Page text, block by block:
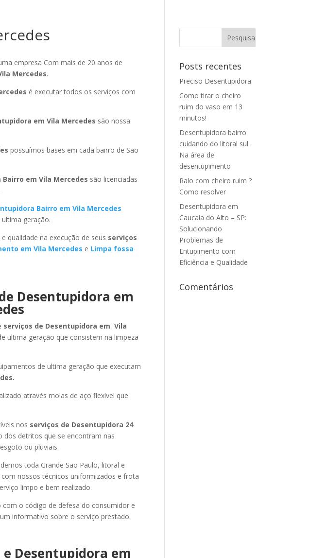
empresa Com mais de 20 anos de
Mercedes.
é executar todos os serviços com
em Vila Mercedes são nossa
possuímos bases em cada bairro de São
em Vila Mercedes são licenciadas
Bairro em Vila Mercedes
geração.
qualidade na execução de seus serviços
em Vila Mercedes e Limpa fossa
Desentupidora em
serviços de Desentupidora em Vila
ultima geração que consistem na limpeza
de ultima geração que executam
através molas de aço flexível que
nos serviços de Desentupidora 24
dos detritos que se encontram nas
ou pluviais.
toda Grande São Paulo, litoral e
nossos técnicos uniformizados e frota
limpo e bem realizado.
o código de defesa do consumidor e
informativo sobre o serviço prestado.
Desentupidora em
Posts recentes
Preciso Desentupidora
Como tirar o cheiro
ruim do vaso em 13
minutos!
Desentupidora bairro
cuidando do litoral sul .
Na área de
desentupimento
Ralo com cheiro ruim ?
Como resolver
Desentupidora em
Caucaia do Alto – SP:
Solucionando
Problemas de
Entupimento com
Eficiência e Qualidade
Comentários